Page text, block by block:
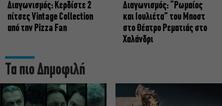
Διαγωνισμός: Κερδίστε 2
πίτσες Vintage Collection
από την Pizza Fan
Διαγωνισμός: “Ρωμαίος
και Ιουλιέτα” του Μποστ
στο Θέατρο Ρεματιάς στο
Χαλάνδρι
Τα πιο Δημοφιλή